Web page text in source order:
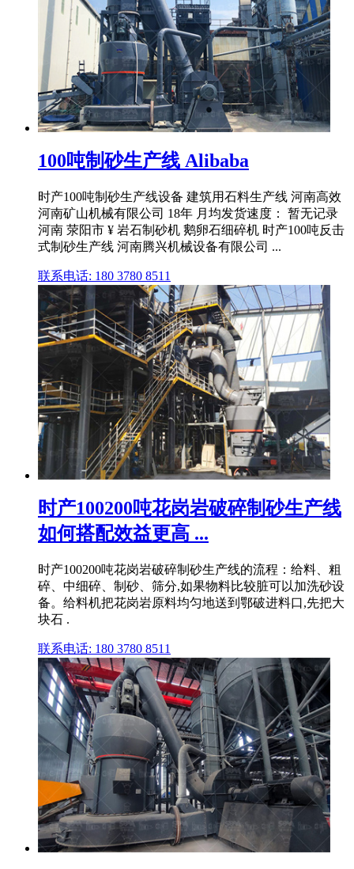
100吨制砂生产线 Alibaba
时产100吨制砂生产线设备 建筑用石料生产线 河南高效
河南矿山机械有限公司 18年 月均发货速度： 暂无记录
河南 荥阳市 ¥ 岩石制砂机 鹅卵石细碎机 时产100吨反击
式制砂生产线 河南腾兴机械设备有限公司 ...
联系电话: 180 3780 8511
时产100200吨花岗岩破碎制砂生产线
如何搭配效益更高 ...
时产100200吨花岗岩破碎制砂生产线的流程：给料、粗
碎、中细碎、制砂、筛分,如果物料比较脏可以加洗砂设
备。给料机把花岗岩原料均匀地送到鄂破进料口,先把大
块石 .
联系电话: 180 3780 8511